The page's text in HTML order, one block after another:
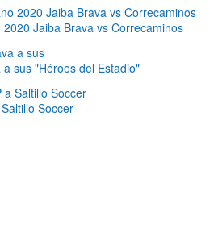
Jaiba Brava vs Correcaminos
sus "Héroes del Estadio"
Soccer